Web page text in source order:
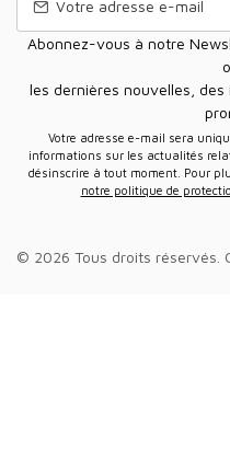
Abonnez-vous à notre Newsletter pour recevoir nos nouvelles
les dernières nouvelles,
Votre adresse e-mail sera uniquement utilisée pour vous envoyer des
informations sur les actualités
désinscrire à tout moment. Pour
notre politique de
© 2026 Tous droits réservés.